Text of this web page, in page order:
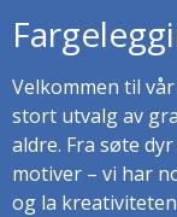
Velkommen til
stort utvalg av
aldre. Fra søte
motiver – vi har
og la